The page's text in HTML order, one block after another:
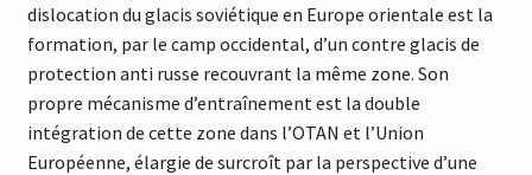
dislocation du glacis soviétique en Europe orientale est la
formation, par le camp occidental, d’un contre glacis de
protection anti russe recouvrant la même zone. Son
propre mécanisme d’entraînement est la double
intégration de cette zone dans l’OTAN et l’Union
Européenne, élargie de surcroît par la perspective d’une